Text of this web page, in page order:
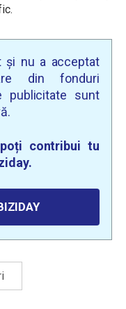
și nu a acceptat
din fonduri
publicitate sunt
contribui tu